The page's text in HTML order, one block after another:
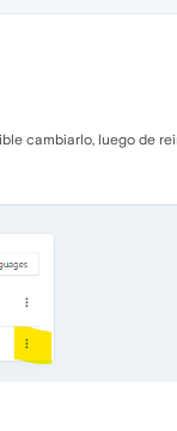
cambiarlo, luego de